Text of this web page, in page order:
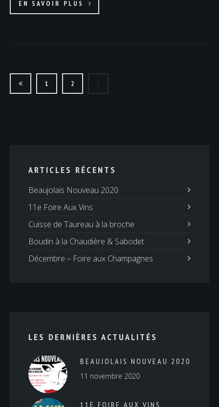
EN SAVOIR PLUS
DES
ARTICLES
1 2
ARTICLES RÉCENTS
Beaujolais Nouveau 2020
11e Foire Aux Vins
Cuisse de Taureau à la broche
Boudin à la Chaudière & Sabodet
Décembre – Foire aux Champagnes
LES DERNIÈRES ACTUALITÉS
BEAUJOLAIS NOUVEAU 2020
11 novembre 2020
11E FOIRE AUX VINS